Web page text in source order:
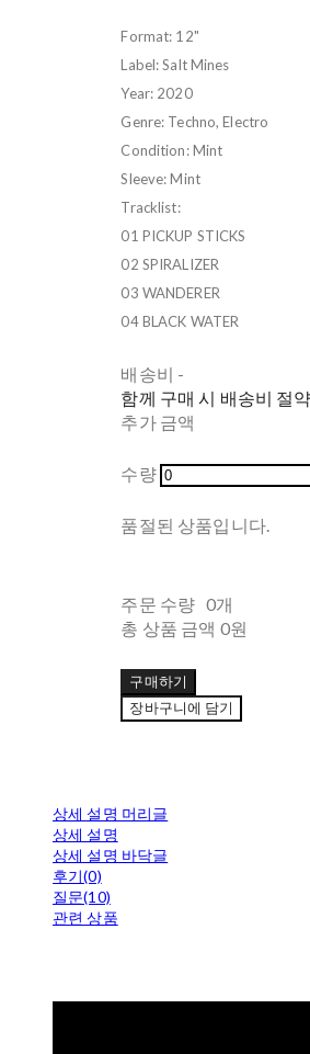
Format: 12"
Label: Salt Mines
Year: 2020
Genre: Techno, Electro
Condition: Mint
Sleeve: Mint
Tracklist:
01 PICKUP STICKS
02 SPIRALIZER
03 WANDERER
04 BLACK WATER
배송비 -
함께 구매 시 배송비 절
추가 금액
수량
품절된 상품입니다.
주문 수량 0개
총 상품 금액 0원
구매하기
장바구니에 담기
상세 설명 머리글
상세 설명
상세 설명 바닥글
후기(0)
질문(10)
관련 상품